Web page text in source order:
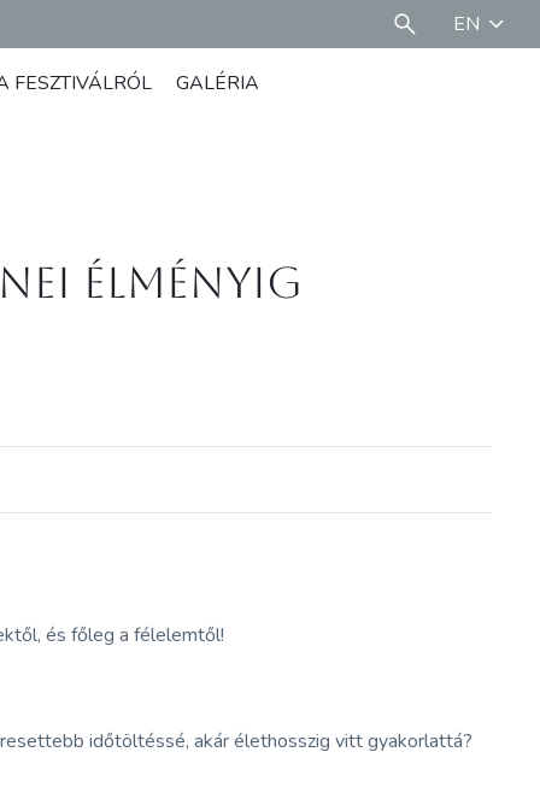
EN
FESZTIVÁLRÓL GALÉRIA
élményig
és főleg a félelemtől!
időtöltéssé, akár élethosszig vitt gyakorlattá?